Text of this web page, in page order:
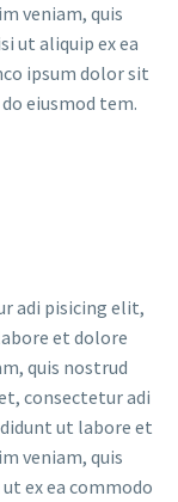
veniam, quis
ut aliquip ex ea
ipsum dolor sit
eiusmod tem.
adi pisicing elit,
et dolore
quis nostrud
consectetur adi
ut labore et
veniam, quis
ex ea commodo